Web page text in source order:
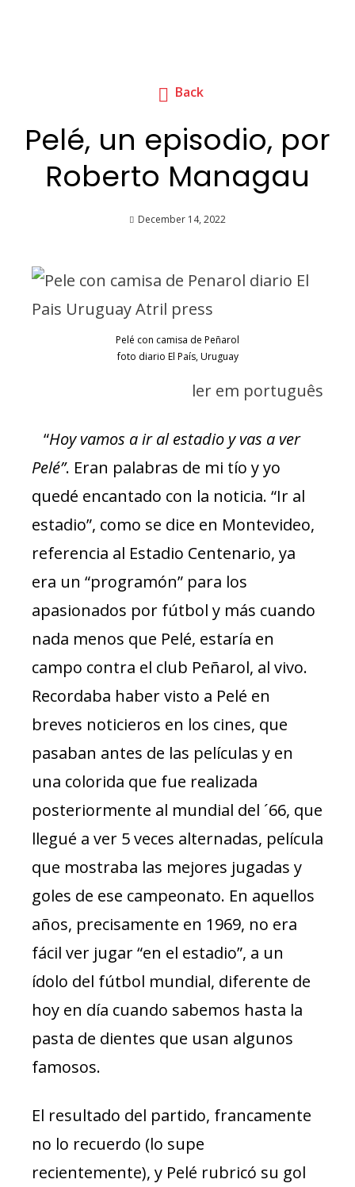
Back
Pelé, un episodio, por
Roberto Managau
December 14, 2022
Pelé con camisa de Peñarol
foto diario El País, Uruguay
ler em português
“Hoy vamos a ir al estadio y vas a ver
Pelé”. Eran palabras de mi tío y yo
quedé encantado con la noticia. “Ir al
estadio”, como se dice en Montevideo,
referencia al Estadio Centenario, ya
era un “programón” para los
apasionados por fútbol y más cuando
nada menos que Pelé, estaría en
campo contra el club Peñarol, al vivo.
Recordaba haber visto a Pelé en
breves noticieros en los cines, que
pasaban antes de las películas y en
una colorida que fue realizada
posteriormente al mundial del ´66, que
llegué a ver 5 veces alternadas, película
que mostraba las mejores jugadas y
goles de ese campeonato. En aquellos
años, precisamente en 1969, no era
fácil ver jugar “en el estadio”, a un
ídolo del fútbol mundial, diferente de
hoy en día cuando sabemos hasta la
pasta de dientes que usan algunos
famosos.
El resultado del partido, francamente
no lo recuerdo (lo supe
recientemente), y Pelé rubricó su gol